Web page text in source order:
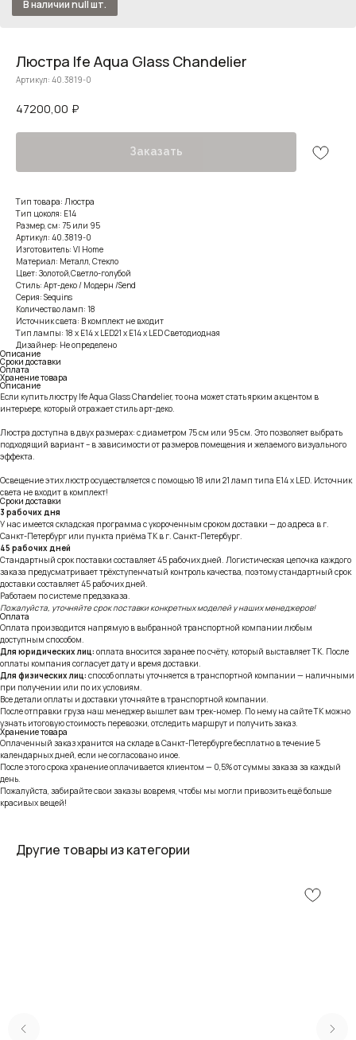
Люстра Ife Aqua Glass Chandelier
Артикул: 40.3819-0
47200,00 ₽
Заказать
Тип товара: Люстра
Тип цоколя: E14
Размер, см: 75 или 95
Артикул: 40.3819-0
Изготовитель: VI Home
Материал: Металл, Стекло
Цвет: Золотой,Светло-голубой
Стиль: Арт-деко / Модерн /Send
Серия: Sequins
Количество ламп: 18
Источник света: В комплект не входит
Тип лампы: 18 x E14 x LED21 x E14 x LED Светодиодная
Дизайнер: Не определено
Описание
Сроки доставки
Оплата
Хранение товара
Описание
Если купить люстру Ife Aqua Glass Chandelier, то она может стать ярким акцентом в
интерьере, который отражает стиль арт-деко.
Люстра доступна в двух размерах: с диаметром 75 см или 95 см. Это позволяет выбрать
подходящий вариант – в зависимости от размеров помещения и желаемого визуального
эффекта.
Освещение этих люстр осуществляется с помощью 18 или 21 ламп типа E14 x LED. Источник
света не входит в комплект!
Сроки доставки
3 рабочих дня
У нас имеется складская программа с укороченным сроком доставки — до адреса в г.
Санкт-Петербург или пункта приёма ТК в г. Санкт-Петербург.
45 рабочих дней
Стандартный срок поставки составляет 45 рабочих дней. Логистическая цепочка каждого
заказа предусматривает трёхступенчатый контроль качества, поэтому стандартный срок
доставки составляет 45 рабочих дней.
Работаем по системе предзаказа.
Пожалуйста, уточняйте срок поставки конкретных моделей у наших менеджеров!
Оплата
Оплата производится напрямую в выбранной транспортной компании любым
доступным способом.
Для юридических лиц: оплата вносится заранее по счёту, который выставляет ТК. После
оплаты компания согласует дату и время доставки.
Для физических лиц: способ оплаты уточняется в транспортной компании — наличными
при получении или по их условиям.
Все детали оплаты и доставки уточняйте в транспортной компании.
После отправки груза наш менеджер вышлет вам трек-номер. По нему на сайте ТК можно
узнать итоговую стоимость перевозки, отследить маршрут и получить заказ.
Хранение товара
Оплаченный заказ хранится на складе в Санкт-Петербурге бесплатно в течение 5
календарных дней, если не согласовано иное.
После этого срока хранение оплачивается клиентом — 0,5% от суммы заказа за каждый
день.
Пожалуйста, забирайте свои заказы вовремя, чтобы мы могли привозить ещё больше
красивых вещей!
Другие товары из категории